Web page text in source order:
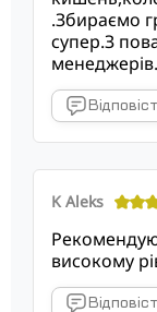
.Збираємо
супер.З
K Aleks
високому